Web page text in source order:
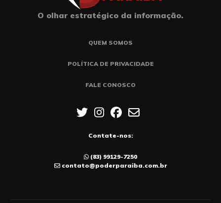
O olhar estratégico da informação.
QUEM SOMOS
POLÍTICA DE PRIVACIDADE
FALE CONOSCO
Contate-nos:
(83) 99129-7250
contato@poderparaiba.com.br